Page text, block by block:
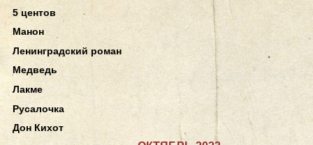
5 центов
Манон
Ленинградский роман
Медведь
Лакме
Русалочка
Дон Кихот